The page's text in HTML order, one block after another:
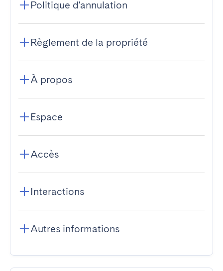
Politique d'annulation
Règlement de la propriété
À propos
Espace
Accès
Interactions
Autres informations